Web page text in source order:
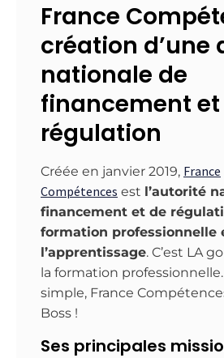
France
création d’une
nationale de
financement et
régulation
Créée en janvier 2019, France
Compétences est l’autorité
financement et de
formation professionnelle
l’apprentissage. C’est LA
la formation
simple, France
Boss !
Ses principales